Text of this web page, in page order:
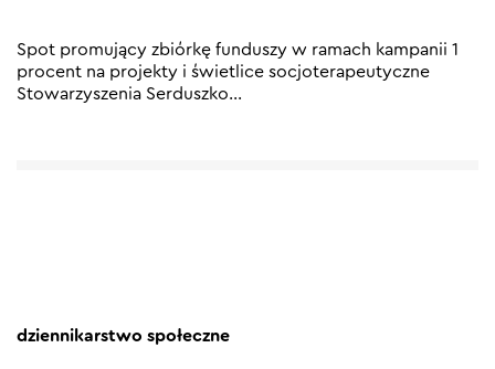
Spot promujący zbiórkę funduszy w ramach kampanii 1
procent na projekty i świetlice socjoterapeutyczne
Stowarzyszenia Serduszko…
dziennikarstwo społeczne